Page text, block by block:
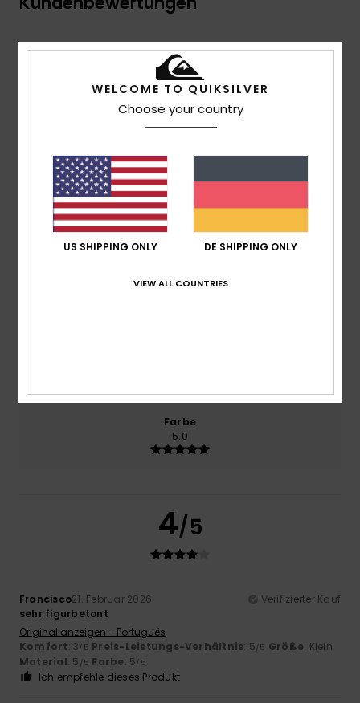
Durchschnittliche Bewertung
3.0/5
basierend auf2 verifizierten Bewertungenseit
Februar 2026
50% unserer Kunden empfehlen dieses Produkt
Komfort
Preis-Leistungs-Verhältnis
Farbe
5.0
4/5
Francisco21. Februar 2026
Verifizierter Kauf
sehr figurbetont
Original anzeigen - Português
Komfort: 3/5 Preis-Leistungs-Verhältnis: 5/5 Größe: Klein
Material: 5 /5 Farbe: 5/5
Ich empfehle dieses Produkt
WELCOME TO QUIKSILVER
Choose your country
US SHIPPING ONLY DE SHIPPING ONLY
VIEW ALL COUNTRIES